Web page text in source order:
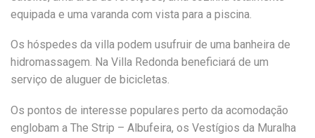
equipada e uma varanda com vista para a piscina.
Os hóspedes da villa podem usufruir de uma banheira de
hidromassagem. Na Villa Redonda beneficiará de um
serviço de aluguer de bicicletas.
Os pontos de interesse populares perto da acomodação
englobam a The Strip – Albufeira, os Vestígios da Muralha